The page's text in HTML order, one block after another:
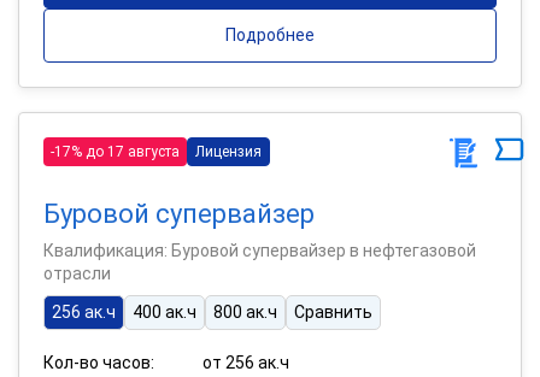
Подробнее
-17% до 17 августа Лицензия
Буровой супервайзер
Квалификация: Буровой супервайзер в нефтегазовой
отрасли
256 ак.ч
400 ак.ч 800 ак.ч Сравнить
Кол-во часов:
от 256 ак.ч